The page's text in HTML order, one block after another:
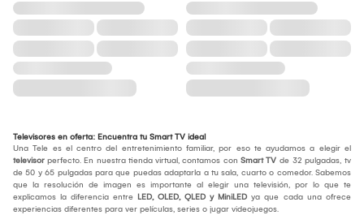
Televisores en oferta: Encuentra tu Smart TV ideal
Una Tele es el centro del entretenimiento familiar, por eso te ayudamos a elegir el
televisor perfecto. En nuestra tienda virtual, contamos con Smart TV de 32 pulgadas, tv
de 50 y 65 pulgadas para que puedas adaptarla a tu sala, cuarto o comedor. Sabemos
que la resolución de imagen es importante al elegir una televisión, por lo que te
explicamos la diferencia entre LED, OLED, QLED y MiniLED ya que cada una ofrece
experiencias diferentes para ver películas, series o jugar videojuegos.